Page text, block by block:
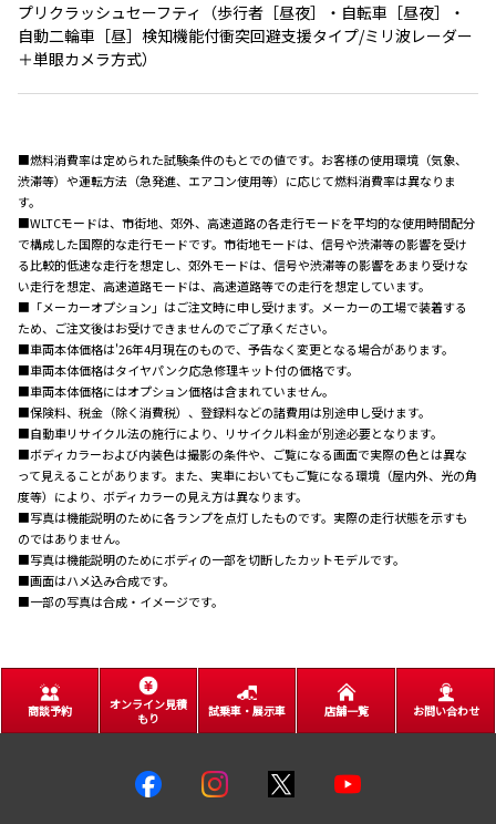
プリクラッシュセーフティ（歩行者［昼夜］・自転車［昼夜］・
自動二輪車［昼］検知機能付衝突回避支援タイプ/ミリ波レーダー
＋単眼カメラ方式）
■燃料消費率は定められた試験条件のもとでの値です。お客様の使用環境（気象、
渋滞等）や運転方法（急発進、エアコン使用等）に応じて燃料消費率は異なりま
す。
■WLTCモードは、市街地、郊外、高速道路の各走行モードを平均的な使用時間配分
で構成した国際的な走行モードです。市街地モードは、信号や渋滞等の影響を受け
る比較的低速な走行を想定し、郊外モードは、信号や渋滞等の影響をあまり受けな
い走行を想定、高速道路モードは、高速道路等での走行を想定しています。
■「メーカーオプション」はご注文時に申し受けます。メーカーの工場で装着する
ため、ご注文後はお受けできませんのでご了承ください。
■車両本体価格は'26年4月現在のもので、予告なく変更となる場合があります。
■車両本体価格はタイヤパンク応急修理キット付の価格です。
■車両本体価格にはオプション価格は含まれていません。
■保険料、税金（除く消費税）、登録料などの諸費用は別途申し受けます。
■自動車リサイクル法の施行により、リサイクル料金が別途必要となります。
■ボディカラーおよび内装色は撮影の条件や、ご覧になる画面で実際の色とは異な
って見えることがあります。また、実車においてもご覧になる環境（屋内外、光の角
度等）により、ボディカラーの見え方は異なります。
■写真は機能説明のために各ランプを点灯したものです。実際の走行状態を示すも
のではありません。
■写真は機能説明のためにボディの一部を切断したカットモデルです。
■画面はハメ込み合成です。
■一部の写真は合成・イメージです。
商談予約
オンライン見積
もり
試乗車・展示車 店舗一覧 お問い合わせ